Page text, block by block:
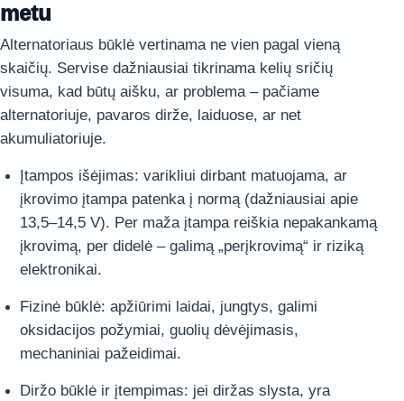
metu
Alternatoriaus būklė vertinama ne vien pagal vieną
skaičių. Servise dažniausiai tikrinama kelių sričių
visuma, kad būtų aišku, ar problema – pačiame
alternatoriuje, pavaros dirže, laiduose, ar net
akumuliatoriuje.
Įtampos išėjimas: varikliui dirbant matuojama, ar
įkrovimo įtampa patenka į normą (dažniausiai apie
13,5–14,5 V). Per maža įtampa reiškia nepakankamą
įkrovimą, per didelė – galimą „perįkrovimą“ ir riziką
elektronikai.
Fizinė būklė: apžiūrimi laidai, jungtys, galimi
oksidacijos požymiai, guolių dėvėjimasis,
mechaniniai pažeidimai.
Diržo būklė ir įtempimas: jei diržas slysta, yra